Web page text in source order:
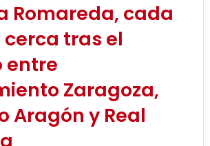
Romareda, cada
cerca tras el
entre
Zaragoza,
Aragón y Real